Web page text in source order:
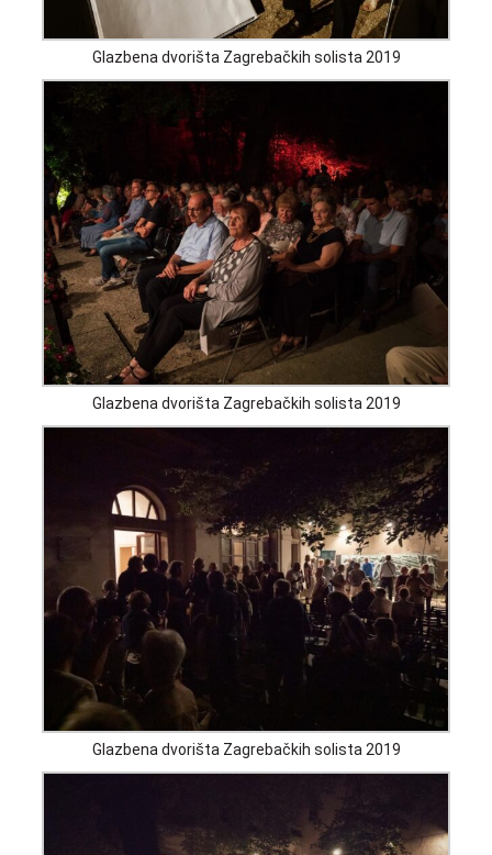
Glazbena dvorišta Zagrebačkih solista 2019
Glazbena dvorišta Zagrebačkih solista 2019
Glazbena dvorišta Zagrebačkih solista 2019